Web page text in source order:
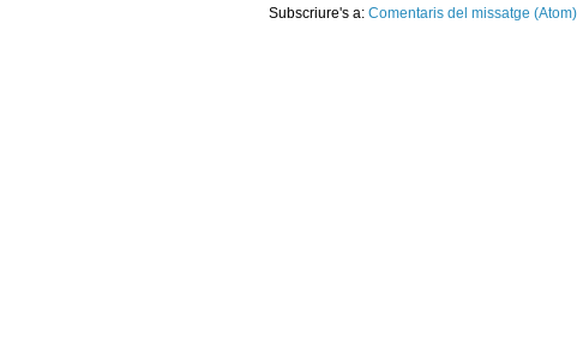
Subscriure's a: Comentaris del missatge (Atom)